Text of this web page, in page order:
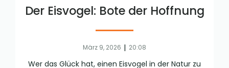
Der Eisvogel: Bote der Hoffnung
März 9, 2026 | 20:08
Wer das Glück hat, einen Eisvogel in der Natur zu